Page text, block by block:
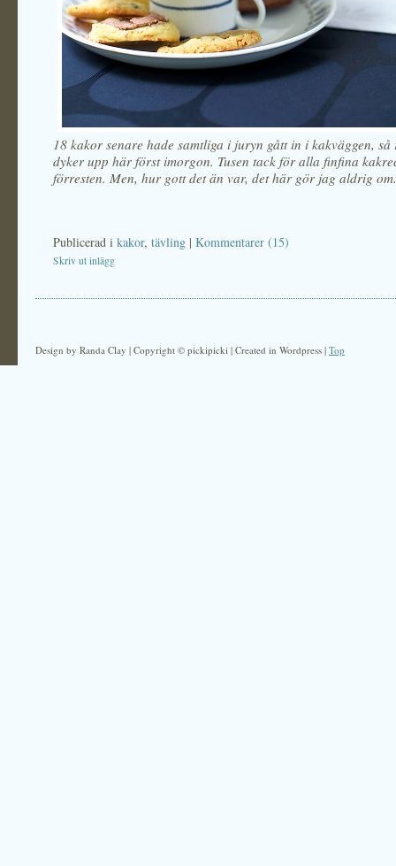
18 kakor senare hade samtliga i juryn gått in i kakväggen, så
dyker upp här först imorgon. Tusen tack för alla finfina
förresten. Men, hur gott det än var, det här gör jag aldrig om.
Publicerad i kakor, tävling | Kommentarer (15)
Skriv ut inlägg
Design by Randa Clay | Copyright © pickipicki | Created in Wordpress | Top